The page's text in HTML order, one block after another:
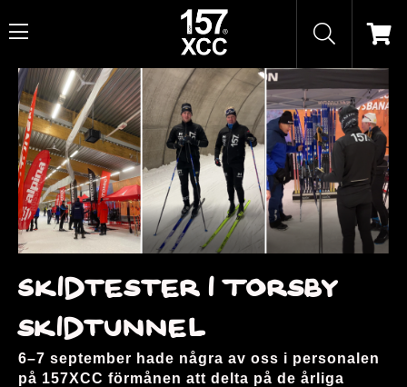
Skidtester i Torsby
skidtunnel
6–7 september hade några av oss i personalen
på 157XCC förmånen att delta på de årliga